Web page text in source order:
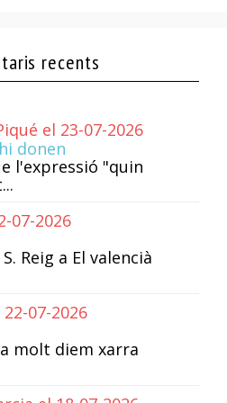
recents
el 23-07-2026
donen
l'expressió "quin
07-2026
Reig a El valencià
07-2026
molt diem xarra